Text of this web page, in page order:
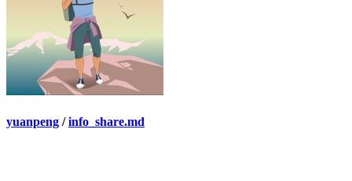
yuanpeng / info_share.md